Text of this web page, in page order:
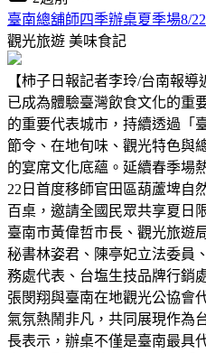
臺南總舖師四季辦桌夏季場8/
觀光旅遊 美味食記
【柿子日報記者李玲/台南報
已成為體驗臺灣飲食文化的重
的重要代表城市，持續透過「
節令、在地旬味、觀光特色與
的宴席文化底蘊。延續春季場
22日首度移師官田區葫蘆埤自
百桌，邀請全國民眾共享夏日
臺南市黃偉哲市長、觀光旅遊
秘書林姿君、陳亭妃立法委員
務處代表、台塩生技品牌行銷
張閔翔與臺南在地觀光公協會
氣氛熱鬧非凡，共同展現作為
長表示，辦桌不僅是臺南最具